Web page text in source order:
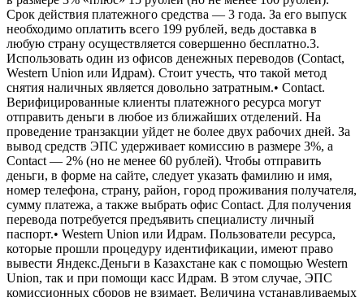
Срок действия платежного средства — 3 года. За его выпуск
необходимо оплатить всего 199 рублей, ведь доставка в
любую страну осуществляется совершенно бесплатно.3.
Использовать один из офисов денежных переводов (Contact,
Western Union или Идрам). Стоит учесть, что такой метод
снятия наличных является довольно затратным.• Contact.
Верифицированные клиенты платежного ресурса могут
отправить деньги в любое из ближайших отделений. На
проведение транзакции уйдет не более двух рабочих дней. За
вывод средств ЭПС удерживает комиссию в размере 3%, а
Contact — 2% (но не менее 60 рублей). Чтобы отправить
деньги, в форме на сайте, следует указать фамилию и имя,
номер телефона, страну, район, город проживания получателя,
сумму платежа, а также выбрать офис Contact. Для получения
перевода потребуется предъявить специалисту личный
паспорт.• Western Union или Идрам. Пользователи ресурса,
которые прошли процедуру идентификации, имеют право
вывести Яндекс.Деньги в Казахстане как с помощью Western
Union, так и при помощи касс Идрам. В этом случае, ЭПС
комиссионных сборов не взимает. Величина устанавливаемых